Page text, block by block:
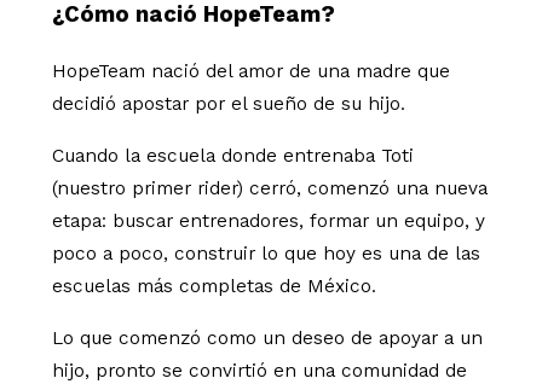
¿Cómo nació HopeTeam?
HopeTeam nació del amor de una madre que
decidió apostar por el sueño de su hijo.
Cuando la escuela donde entrenaba Toti
(nuestro primer rider) cerró, comenzó una nueva
etapa: buscar entrenadores, formar un equipo, y
poco a poco, construir lo que hoy es una de las
escuelas más completas de México.
Lo que comenzó como un deseo de apoyar a un
hijo, pronto se convirtió en una comunidad de